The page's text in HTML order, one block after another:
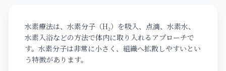
水素療法は、水素分子（H₂）を吸入、点滴、水素水、
水素入浴などの方法で体内に取り入れるアプローチで
す。水素分子は非常に小さく、組織へ拡散しやすいとい
う特徴があります。